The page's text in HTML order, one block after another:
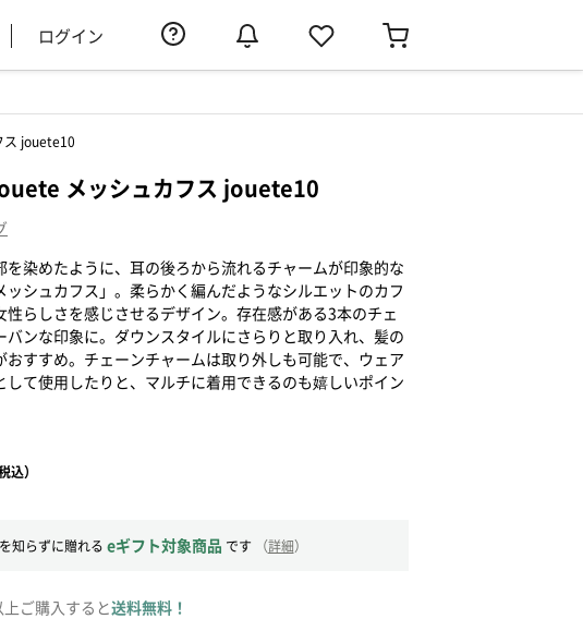
ログイン
ス jouete10
メッシュカフス jouete10
を染めたように、耳の後ろから流れるチャームが印象的な
ッシュカフス」。柔らかく編んだようなシルエットのカフ
性らしさを感じさせるデザイン。存在感がある3本のチェ
バンな印象に。ダウンスタイルにさらりと取り入れ、髪の
おすすめ。チェーンチャームは取り外しも可能で、ウェア
して使用したりと、マルチに着用できるのも嬉しいポイン
込）
知らずに贈れる eギフト対象商品 です （詳細）
上ご購入すると送料無料！